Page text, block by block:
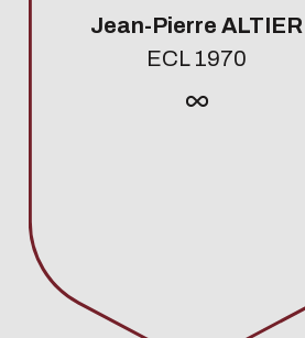
Jean-Pierre ALTIER
ECL 1970